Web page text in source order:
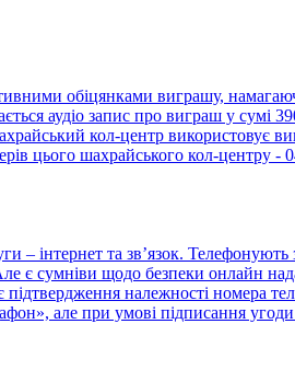
обіцянками виграшу,
аудіо запис про виграш у сумі
кол-центр використовує
цього шахрайського кол-центру
інтернет та зв’язок.
є сумніви щодо безпеки онлайн
належності номера
але при умові підписання угоди